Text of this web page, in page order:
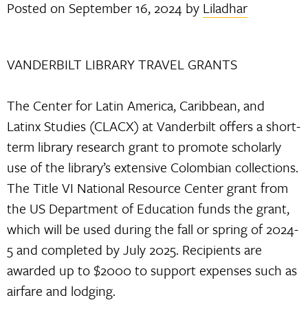
Posted on September 16, 2024 by Liladhar
VANDERBILT LIBRARY TRAVEL GRANTS
The Center for Latin America, Caribbean, and
Latinx Studies (CLACX) at Vanderbilt offers a short-
term library research grant to promote scholarly
use of the library’s extensive Colombian collections.
The Title VI National Resource Center grant from
the US Department of Education funds the grant,
which will be used during the fall or spring of 2024-
5 and completed by July 2025. Recipients are
awarded up to $2000 to support expenses such as
airfare and lodging.